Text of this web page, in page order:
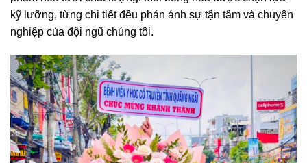
kỹ lưỡng, từng chi tiết đều phản ánh sự tận tâm và chuyên
nghiệp của đội ngũ chúng tôi.